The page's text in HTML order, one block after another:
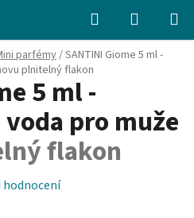
Hledat
KOŠÍK
parfémy/SANTINI Giome 5 ml -
plnitelný flakon
5 ml -
pro muže
flakon